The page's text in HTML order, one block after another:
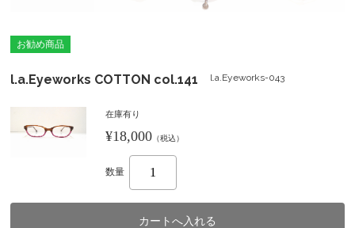
お勧め商品
l.a.Eyeworks COTTON col.141 l.a.Eyeworks-043
在庫有り
¥18,000 （税込）
数量